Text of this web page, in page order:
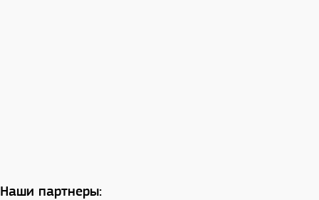
Наши партнеры: